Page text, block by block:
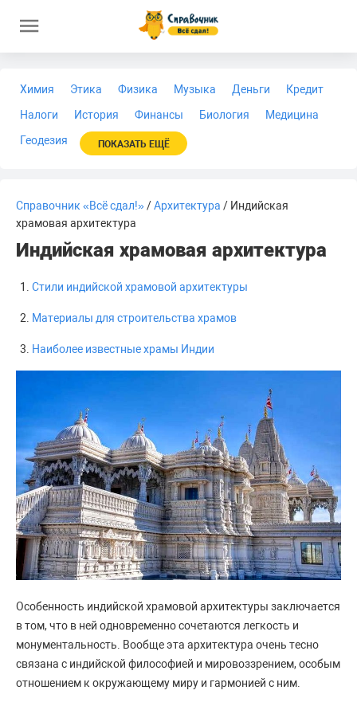
Химия Этика Физика Музыка Деньги
Кредит
Налоги
История Финансы Биология
Медицина
Геодезия
ПОКАЗАТЬ ЕЩЁ
Справочник «Всё сдал!»/Архитектура / Индийская
храмовая архитектура
Индийская храмовая архитектура
Стили индийской храмовой архитектуры
Материалы для строительства храмов
Наиболее известные храмы Индии
Особенность индийской храмовой архитектуры заключается
в том, что в ней одновременно сочетаются легкость и
монументальность. Вообще эта архитектура очень тесно
связана с индийской философией и мировоззрением, особым
отношением к окружающему миру и гармонией с ним.